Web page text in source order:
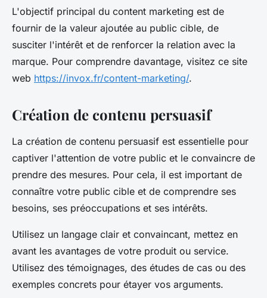
L'objectif principal du content marketing est de
fournir de la valeur ajoutée au public cible, de
susciter l'intérêt et de renforcer la relation avec la
marque. Pour comprendre davantage, visitez ce site
web https://invox.fr/content-marketing/.
Création de contenu persuasif
La création de contenu persuasif est essentielle pour
captiver l'attention de votre public et le convaincre de
prendre des mesures. Pour cela, il est important de
connaître votre public cible et de comprendre ses
besoins, ses préoccupations et ses intérêts.
Utilisez un langage clair et convaincant, mettez en
avant les avantages de votre produit ou service.
Utilisez des témoignages, des études de cas ou des
exemples concrets pour étayer vos arguments.